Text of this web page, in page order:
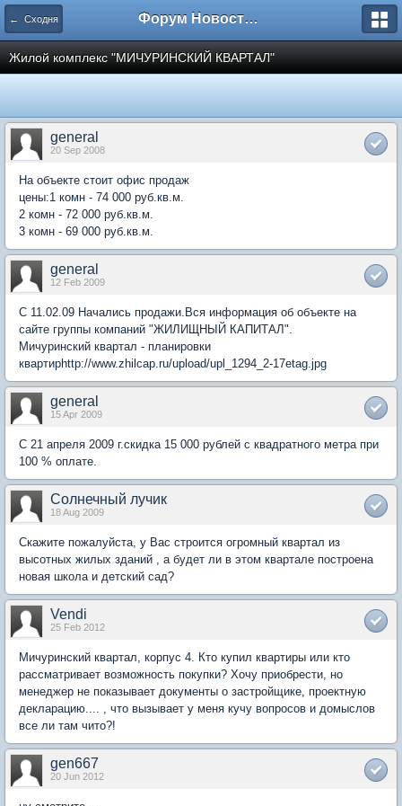
← Сходня Форум Новостройки
Жилой комплекс "МИЧУРИНСКИЙ КВАРТАЛ"
general
20 Sep 2008
На объекте стоит офис продаж
цены:1 комн - 74 000 руб.кв.м.
2 комн - 72 000 руб.кв.м.
3 комн - 69 000 руб.кв.м.
general
12 Feb 2009
С 11.02.09 Начались продажи.Вся информация об объекте на
сайте группы компаний "ЖИЛИЩНЫЙ КАПИТАЛ".
Мичуринский квартал - планировки
квартирhttp://www.zhilcap.ru/upload/upl_1294_2-17etag.jpg
general
15 Apr 2009
С 21 апреля 2009 г.скидка 15 000 рублей с квадратного метра при
100 % оплате.
Солнечный лучик
18 Aug 2009
Скажите пожалуйста, у Вас строится огромный квартал из
высотных жилых зданий , а будет ли в этом квартале построена
новая школа и детский сад?
Vendi
25 Feb 2012
Мичуринский квартал, корпус 4. Кто купил квартиры или кто
рассматривает возможность покупки? Хочу приобрести, но
менеджер не показывает документы о застройщике, проектную
декларацию.... , что вызывает у меня кучу вопросов и домыслов
все ли там чито?!
gen667
20 Jun 2012